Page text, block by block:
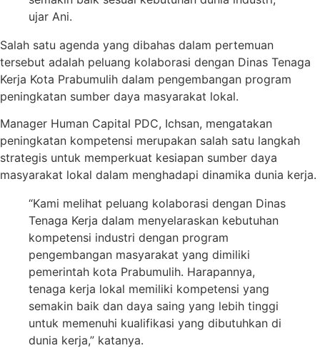
ujar Ani.
Salah satu agenda yang dibahas dalam pertemuan
tersebut adalah peluang kolaborasi dengan Dinas Tenaga
Kerja Kota Prabumulih dalam pengembangan program
peningkatan sumber daya masyarakat lokal.
Manager Human Capital PDC, Ichsan, mengatakan
peningkatan kompetensi merupakan salah satu langkah
strategis untuk memperkuat kesiapan sumber daya
masyarakat lokal dalam menghadapi dinamika dunia kerja.
“Kami melihat peluang kolaborasi dengan Dinas
Tenaga Kerja dalam menyelaraskan kebutuhan
kompetensi industri dengan program
pengembangan masyarakat yang dimiliki
pemerintah kota Prabumulih. Harapannya,
tenaga kerja lokal memiliki kompetensi yang
semakin baik dan daya saing yang lebih tinggi
untuk memenuhi kualifikasi yang dibutuhkan di
dunia kerja,” katanya.